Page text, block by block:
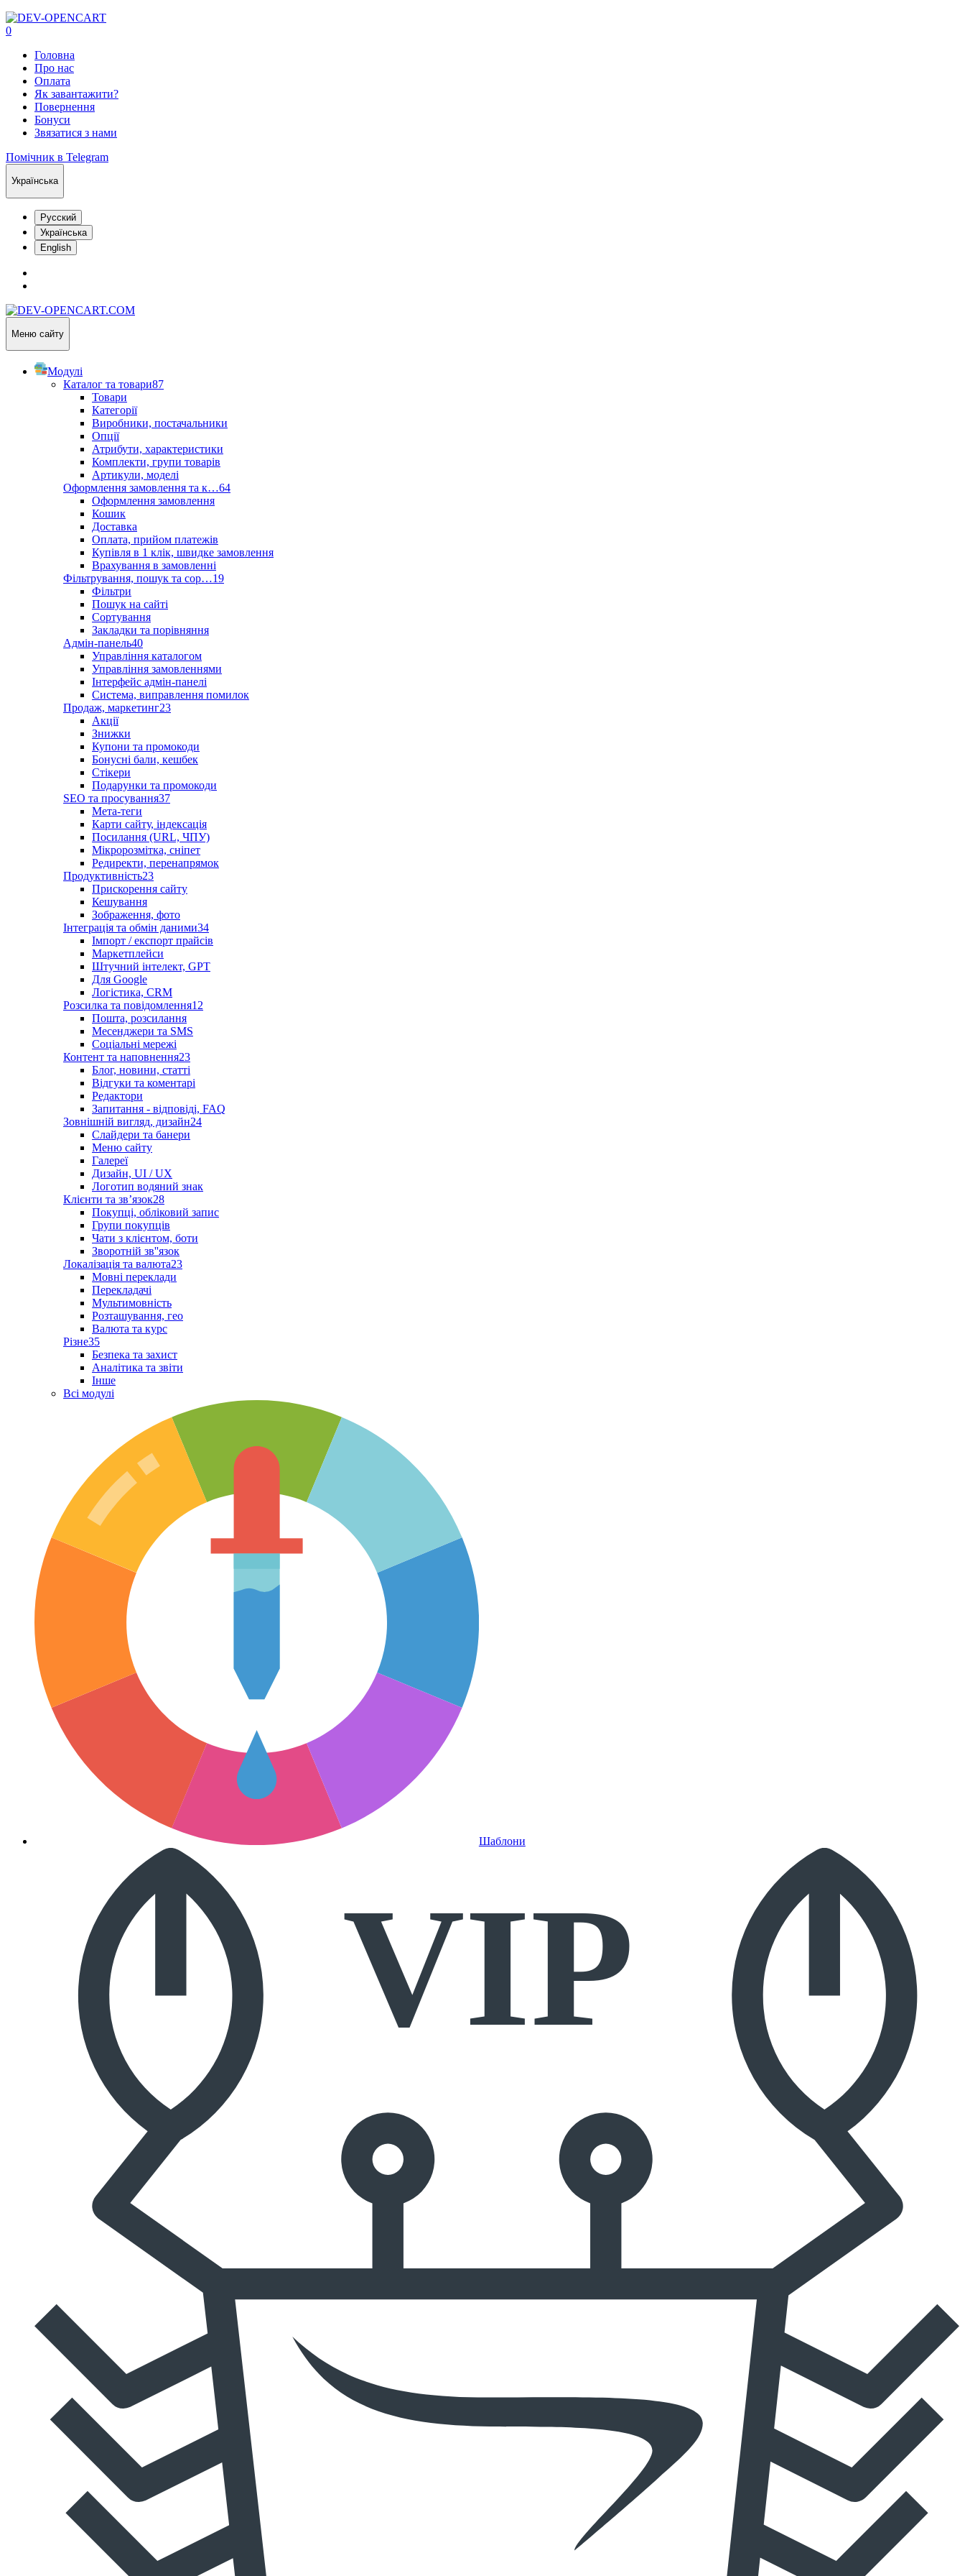
0
Головна
Про нас
Оплата
Як завантажити?
Повернення
Бонуси
Звязатися з нами
Помічник в Telegram
Українська
Русский
Українська
English
Меню сайту
Модулі
Каталог та товари87
Товари
Категорії
Виробники, постачальники
Опції
Атрибути, характеристики
Комплекти, групи товарів
Артикули, моделі
Оформлення замовлення та к…64
Оформлення замовлення
Кошик
Доставка
Оплата, прийом платежів
Купівля в 1 клік, швидке замовлення
Врахування в замовленні
Фільтрування, пошук та сор…19
Фільтри
Пошук на сайті
Сортування
Закладки та порівняння
Адмін-панель40
Управління каталогом
Управління замовленнями
Інтерфейс адмін-панелі
Система, виправлення помилок
Продаж, маркетинг23
Акції
Знижки
Купони та промокоди
Бонусні бали, кешбек
Стікери
Подарунки та промокоди
SEO та просування37
Мета-теги
Карти сайту, індексація
Посилання (URL, ЧПУ)
Мікророзмітка, сніпет
Редиректи, перенапрямок
Продуктивність23
Прискорення сайту
Кешування
Зображення, фото
Інтеграція та обмін даними34
Імпорт / експорт прайсів
Маркетплейси
Штучний інтелект, GPT
Для Google
Логістика, CRM
Розсилка та повідомлення12
Пошта, розсилання
Месенджери та SMS
Соціальні мережі
Контент та наповнення23
Блог, новини, статті
Відгуки та коментарі
Редактори
Запитання - відповіді, FAQ
Зовнішній вигляд, дизайн24
Слайдери та банери
Меню сайту
Галереї
Дизайн, UI / UX
Логотип водяний знак
Клієнти та звʼязок28
Покупці, обліковий запис
Групи покупців
Чати з клієнтом, боти
Зворотній зв''язок
Локалізація та валюта23
Мовні переклади
Перекладачі
Мультимовність
Розташування, гео
Валюта та курс
Різне35
Безпека та захист
Аналітика та звіти
Інше
Всі модулі
Шаблони